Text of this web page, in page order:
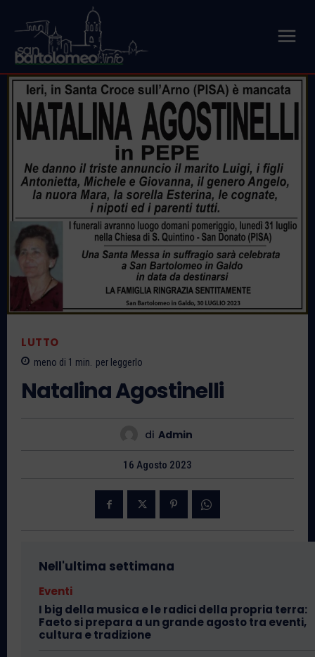
LUTTO
meno di 1 min. per leggerlo
Natalina Agostinelli
di Admin
16 Agosto 2023
Nell'ultima settimana
Eventi
I big della musica e le radici della propria terra:
Faeto si prepara a un grande agosto tra eventi,
cultura e tradizione